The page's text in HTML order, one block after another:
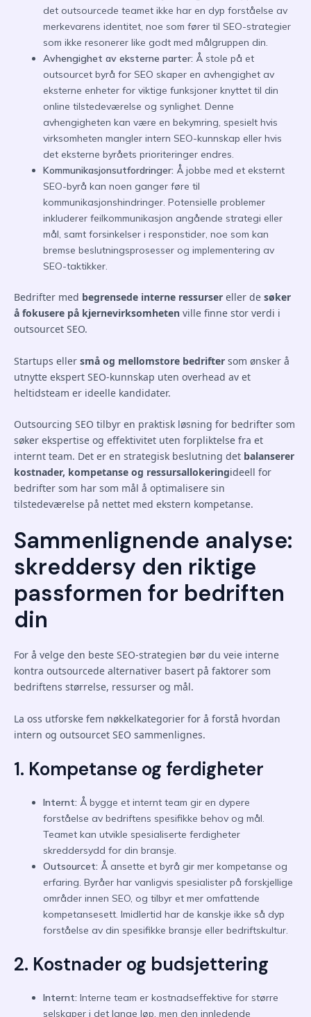
det outsourcede teamet ikke har en dyp forståelse av
merkevarens identitet, noe som fører til SEO-strategier
som ikke resonerer like godt med målgruppen din.
Avhengighet av eksterne parter: Å stole på et
outsourcet byrå for SEO skaper en avhengighet av
eksterne enheter for viktige funksjoner knyttet til din
online tilstedeværelse og synlighet. Denne
avhengigheten kan være en bekymring, spesielt hvis
virksomheten mangler intern SEO-kunnskap eller hvis
det eksterne byråets prioriteringer endres.
Kommunikasjonsutfordringer: Å jobbe med et eksternt
SEO-byrå kan noen ganger føre til
kommunikasjonshindringer. Potensielle problemer
inkluderer feilkommunikasjon angående strategi eller
mål, samt forsinkelser i responstider, noe som kan
bremse beslutningsprosesser og implementering av
SEO-taktikker.
Bedrifter med begrensede interne ressurser eller de søker
å fokusere på kjernevirksomheten ville finne stor verdi i
outsourcet SEO.
Startups eller små og mellomstore bedrifter som ønsker å
utnytte ekspert SEO-kunnskap uten overhead av et
heltidsteam er ideelle kandidater.
Outsourcing SEO tilbyr en praktisk løsning for bedrifter som
søker ekspertise og effektivitet uten forpliktelse fra et
internt team. Det er en strategisk beslutning det balanserer
kostnader, kompetanse og ressursallokeringideell for
bedrifter som har som mål å optimalisere sin
tilstedeværelse på nettet med ekstern kompetanse.
Sammenlignende analyse:
skreddersy den riktige
passformen for bedriften
din
For å velge den beste SEO-strategien bør du veie interne
kontra outsourcede alternativer basert på faktorer som
bedriftens størrelse, ressurser og mål.
La oss utforske fem nøkkelkategorier for å forstå hvordan
intern og outsourcet SEO sammenlignes.
1. Kompetanse og ferdigheter
Internt: Å bygge et internt team gir en dypere
forståelse av bedriftens spesifikke behov og mål.
Teamet kan utvikle spesialiserte ferdigheter
skreddersydd for din bransje.
Outsourcet: Å ansette et byrå gir mer kompetanse og
erfaring. Byråer har vanligvis spesialister på forskjellige
områder innen SEO, og tilbyr et mer omfattende
kompetansesett. Imidlertid har de kanskje ikke så dyp
forståelse av din spesifikke bransje eller bedriftskultur.
2. Kostnader og budsjettering
Internt: Interne team er kostnadseffektive for større
selskaper i det lange løp, men den innledende